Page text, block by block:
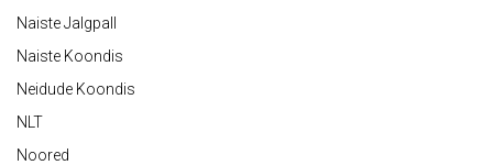
Naiste Jalgpall
Naiste Koondis
Neidude Koondis
NLT
Noored